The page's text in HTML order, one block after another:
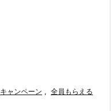
キャンペーン , 全員もらえる